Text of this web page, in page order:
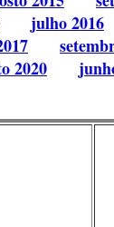
julho 2016
2020